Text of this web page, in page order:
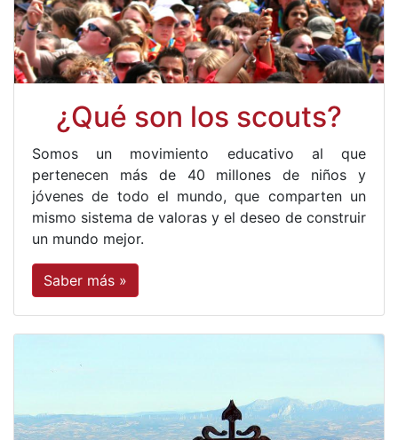
¿Qué son los scouts?
Somos un movimiento educativo al que
pertenecen más de 40 millones de niños y
jóvenes de todo el mundo, que comparten un
mismo sistema de valoras y el deseo de construir
un mundo mejor.
Saber más »